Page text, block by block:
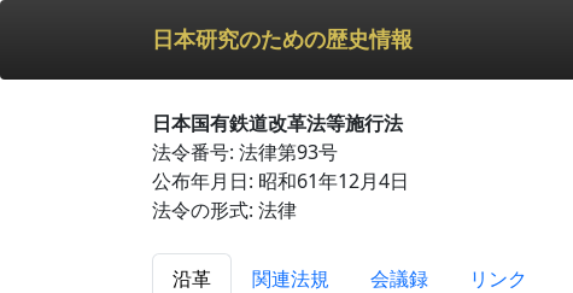
日本研究のための歴史情報
日本国有鉄道改革法等施行法
法令番号: 法律第93号
公布年月日: 昭和61年12月4日
法令の形式: 法律
沿革 関連法規 会議録
リンク